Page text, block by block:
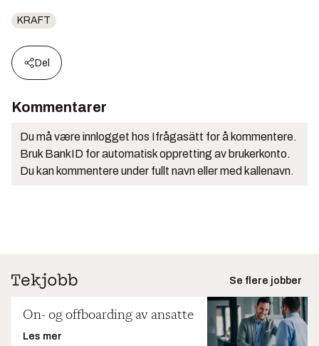
KRAFT
Del
Kommentarer
Du må være innlogget hos Ifrågasätt for å kommentere.
Bruk BankID for automatisk oppretting av brukerkonto.
Du kan kommentere under fullt navn eller med kallenavn.
Se flere jobber
On- og offboarding av ansatte
Les mer